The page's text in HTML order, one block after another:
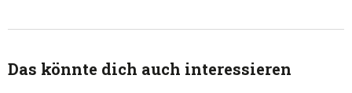
Das könnte dich auch interessieren